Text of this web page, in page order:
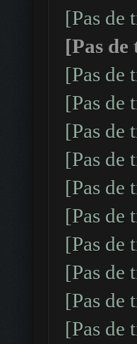
[Pas de
[Pas
[Pas de
[Pas de
[Pas de
[Pas de
[Pas de
[Pas de
[Pas de
[Pas de
[Pas de
[Pas de